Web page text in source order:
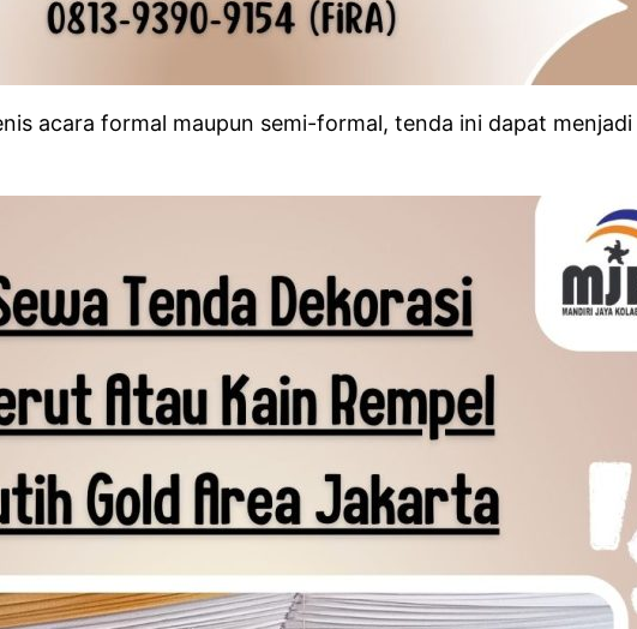
acara formal maupun semi-formal, tenda ini dapat